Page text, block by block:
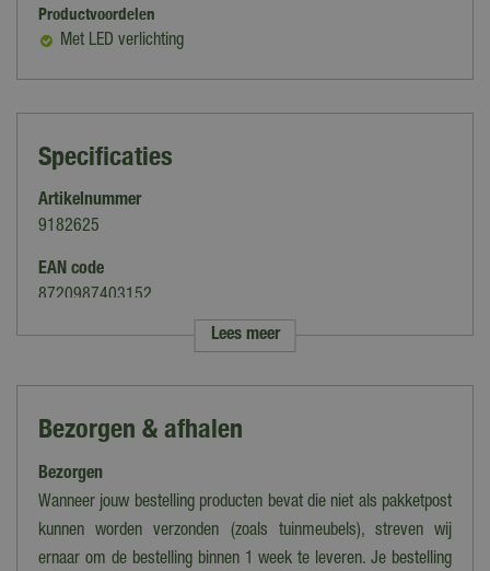
Productvoordelen
Met LED verlichting
Specificaties
Artikelnummer
9182625
EAN code
8720987403152
Merk
Taferelen
Thema
Algemeen
Lees meer
Bezorgen & afhalen
Bezorgen
Wanneer jouw bestelling producten bevat die niet als pakketpost
kunnen worden verzonden (zoals tuinmeubels), streven wij
ernaar om de bestelling binnen 1 week te leveren. Je bestelling